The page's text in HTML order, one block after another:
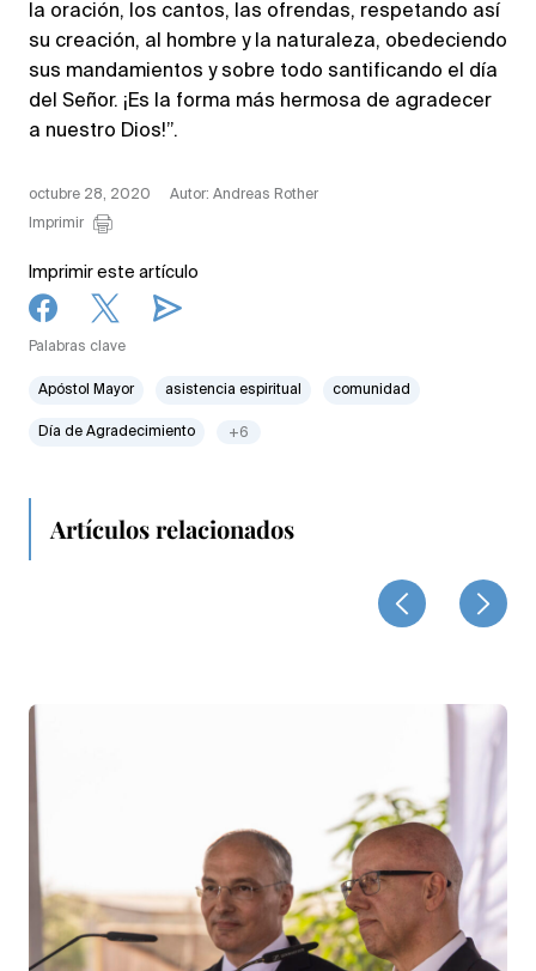
la oración, los cantos, las ofrendas, respetando así
su creación, al hombre y la naturaleza, obedeciendo
sus mandamientos y sobre todo santificando el día
del Señor. ¡Es la forma más hermosa de agradecer
a nuestro Dios!”.
octubre 28, 2020
Autor: Andreas Rother
Imprimir
Imprimir este artículo
Palabras clave
Apóstol Mayor asistencia espiritual comunidad
Día de Agradecimiento +6
Artículos relacionados